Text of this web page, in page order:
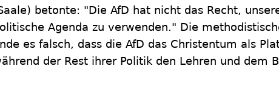
betonte: "Die AfD hat nicht das Recht,
Agenda zu verwenden." Die
es falsch, dass die AfD das Christentum als
der Rest ihrer Politik den Lehren und dem